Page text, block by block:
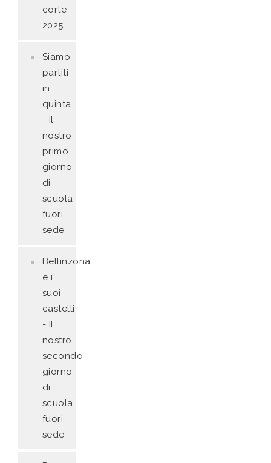
corte
2025
Siamo
partiti
in
quinta
- Il
nostro
primo
giorno
di
scuola
fuori
sede
Bellinzona
e i
suoi
castelli
- Il
nostro
secondo
giorno
di
scuola
fuori
sede